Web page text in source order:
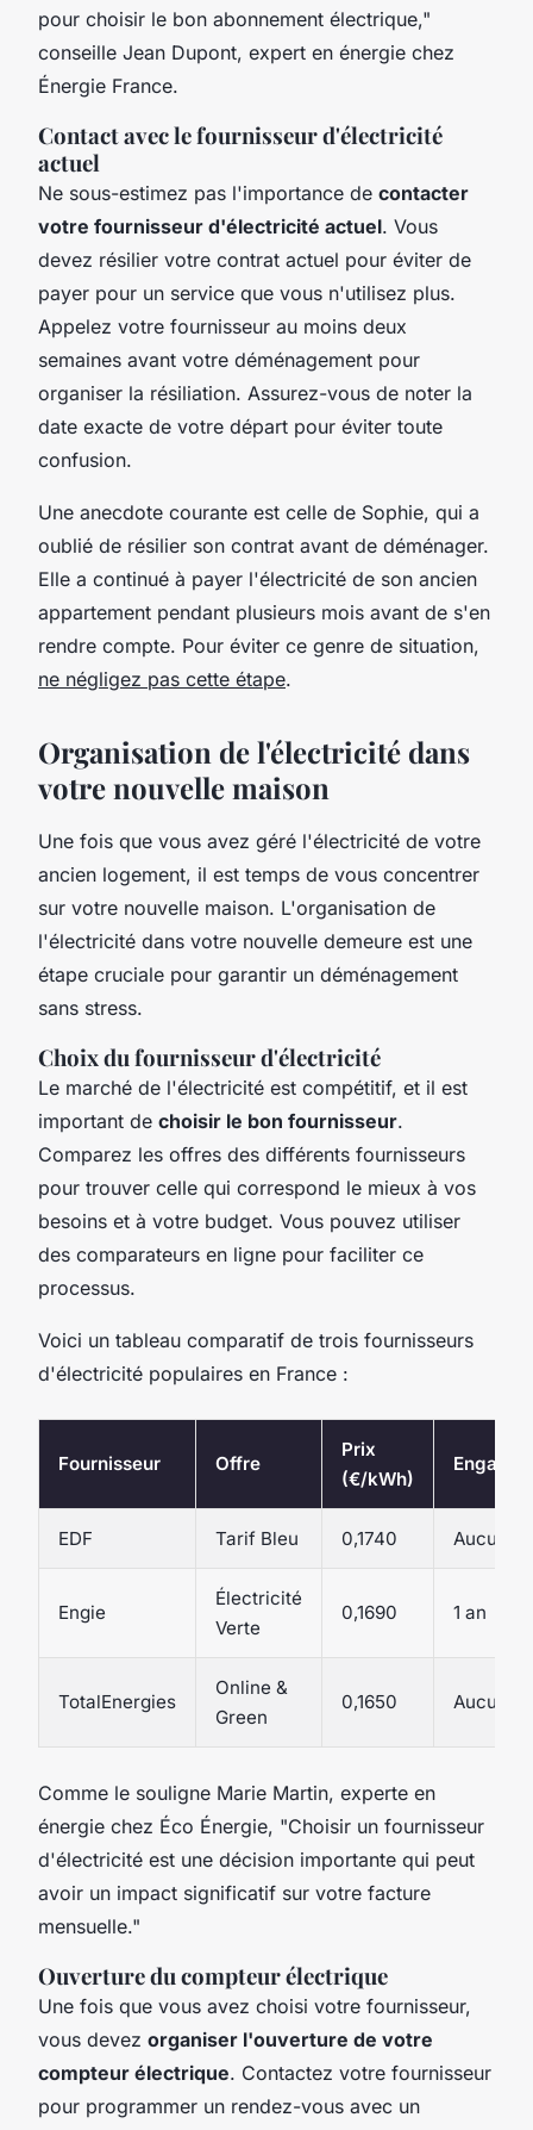
pour choisir le bon abonnement électrique,"
conseille Jean Dupont, expert en énergie chez
Énergie France.
Contact avec le fournisseur d'électricité
actuel
Ne sous-estimez pas l'importance de contacter
votre fournisseur d'électricité actuel. Vous
devez résilier votre contrat actuel pour éviter de
payer pour un service que vous n'utilisez plus.
Appelez votre fournisseur au moins deux
semaines avant votre déménagement pour
organiser la résiliation. Assurez-vous de noter la
date exacte de votre départ pour éviter toute
confusion.
Une anecdote courante est celle de Sophie, qui a
oublié de résilier son contrat avant de déménager.
Elle a continué à payer l'électricité de son ancien
appartement pendant plusieurs mois avant de s'en
rendre compte. Pour éviter ce genre de situation,
ne négligez pas cette étape.
Organisation de l'électricité dans
votre nouvelle maison
Une fois que vous avez géré l'électricité de votre
ancien logement, il est temps de vous concentrer
sur votre nouvelle maison. L'organisation de
l'électricité dans votre nouvelle demeure est une
étape cruciale pour garantir un déménagement
sans stress.
Choix du fournisseur d'électricité
Le marché de l'électricité est compétitif, et il est
important de choisir le bon fournisseur.
Comparez les offres des différents fournisseurs
pour trouver celle qui correspond le mieux à vos
besoins et à votre budget. Vous pouvez utiliser
des comparateurs en ligne pour faciliter ce
processus.
Voici un tableau comparatif de trois fournisseurs
d'électricité populaires en France :
Fournisseur Offre
Prix
(€/kWh)
EDF Tarif Bleu 0,1740 Aucun
Engie
Électricité
Verte
0,1690 1 an
TotalEnergies
Online &
Green
0,1650 Aucun
Comme le souligne Marie Martin, experte en
énergie chez Éco Énergie, "Choisir un fournisseur
d'électricité est une décision importante qui peut
avoir un impact significatif sur votre facture
mensuelle."
Ouverture du compteur électrique
Une fois que vous avez choisi votre fournisseur,
vous devez organiser l'ouverture de votre
compteur électrique. Contactez votre fournisseur
pour programmer un rendez-vous avec un